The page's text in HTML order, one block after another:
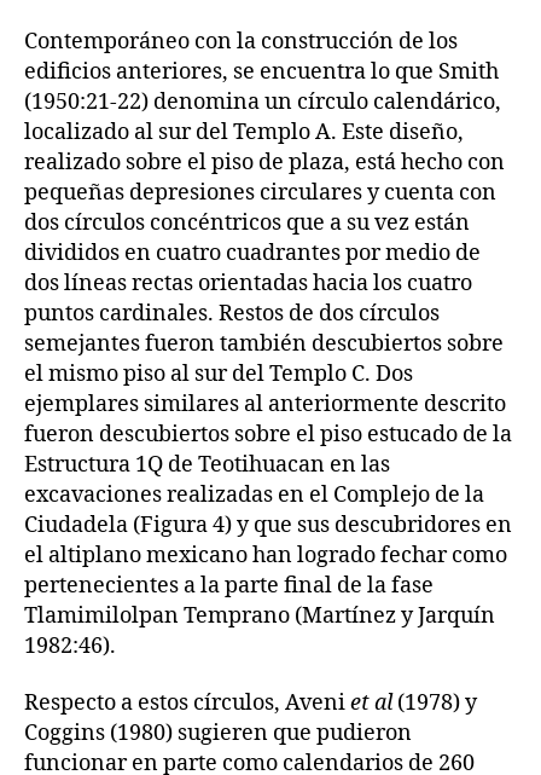
Contemporáneo con la construcción de los
edificios anteriores, se encuentra lo que Smith
(1950:21-22) denomina un círculo calendárico,
localizado al sur del Templo A. Este diseño,
realizado sobre el piso de plaza, está hecho con
pequeñas depresiones circulares y cuenta con
dos círculos concéntricos que a su vez están
divididos en cuatro cuadrantes por medio de
dos líneas rectas orientadas hacia los cuatro
puntos cardinales. Restos de dos círculos
semejantes fueron también descubiertos sobre
el mismo piso al sur del Templo C. Dos
ejemplares similares al anteriormente descrito
fueron descubiertos sobre el piso estucado de la
Estructura 1Q de Teotihuacan en las
excavaciones realizadas en el Complejo de la
Ciudadela (Figura 4) y que sus descubridores en
el altiplano mexicano han logrado fechar como
pertenecientes a la parte final de la fase
Tlamimilolpan Temprano (Martínez y Jarquín
1982:46).
Respecto a estos círculos, Aveniet al(1978) y
Coggins (1980) sugieren que pudieron
funcionar en parte como calendarios de 260